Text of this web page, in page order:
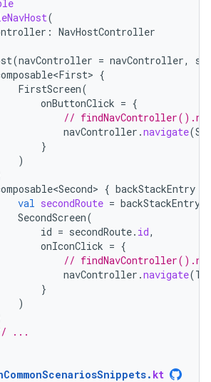
(
: NavHostController
(navController = navController,
{
FirstScreen(
onButtonClick = {
//
navController .navigate(
}
)
{ backStackEntry
val secondRoute = backStackEntry
SecondScreen(
id = secondRoute. id,
onIconClick = {
//
navController .navigate(
}
)
...
. kt